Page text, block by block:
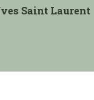
Saint Laurent